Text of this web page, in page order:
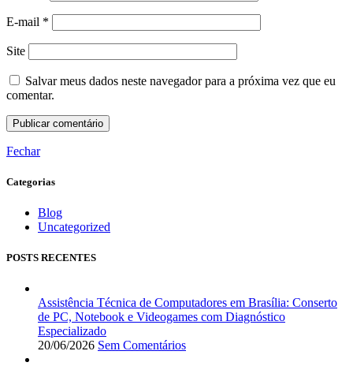
E-mail *
Site
Salvar meus dados neste navegador para a próxima vez que eu
comentar.
Fechar
Categorias
Blog
Uncategorized
POSTS RECENTES
Assistência Técnica de Computadores em Brasília: Conserto
de PC, Notebook e Videogames com Diagnóstico
Especializado
20/06/2026 Sem Comentários